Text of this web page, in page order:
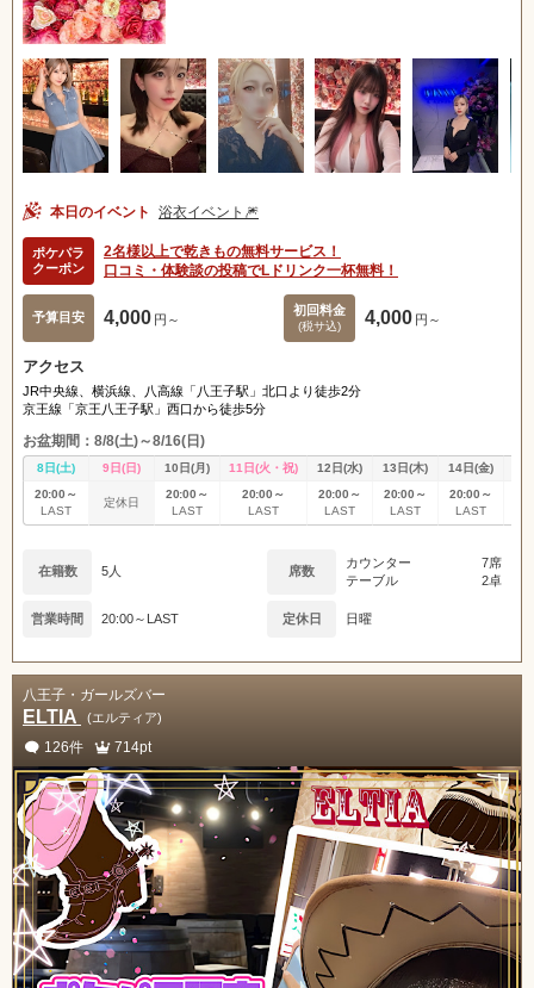
本日のイベント 浴衣イベント🎆
ポケパラ
クーポン
2名様以上で乾きもの無料サービス！
口コミ・体験談の投稿でLドリンク一杯無料！
予算目安 4,000 円～
初回料金
(税サ込) 4,000 円～
アクセス
JR中央線、横浜線、八高線「八王子駅」北口より徒歩2分
京王線「京王八王子駅」西口から徒歩5分
お盆期間：8/8(土)～8/16(日)
8日(土) 9日(日) 10日(月) 11日(火・祝) 12日(水) 13日(木) 14日(金)
20:00～
LAST
定休日
20:00～
LAST
20:00～
LAST
20:00～
LAST
20:00～
LAST
20:00～
LAST
在籍数 5人 席数
カウンター
7席
テーブル
2卓
営業時間 20:00～LAST 定休日 日曜
八王子・ガールズバー
ELTIA (エルティア)
126件 714pt